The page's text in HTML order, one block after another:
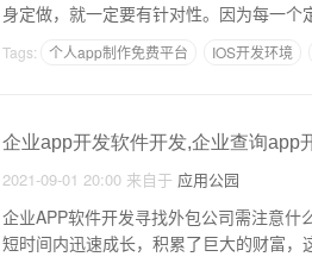
身定做，就一定要有针对性。因为每一
Tags: 个人app制作免费平台 IOS开发环境
企业app开发软件开发,企业查询app
2021-09-01 20:00 来自于 应用公园
企业APP软件开发寻找外包公司需注意
短时间内迅速成长，积累了巨大的财富